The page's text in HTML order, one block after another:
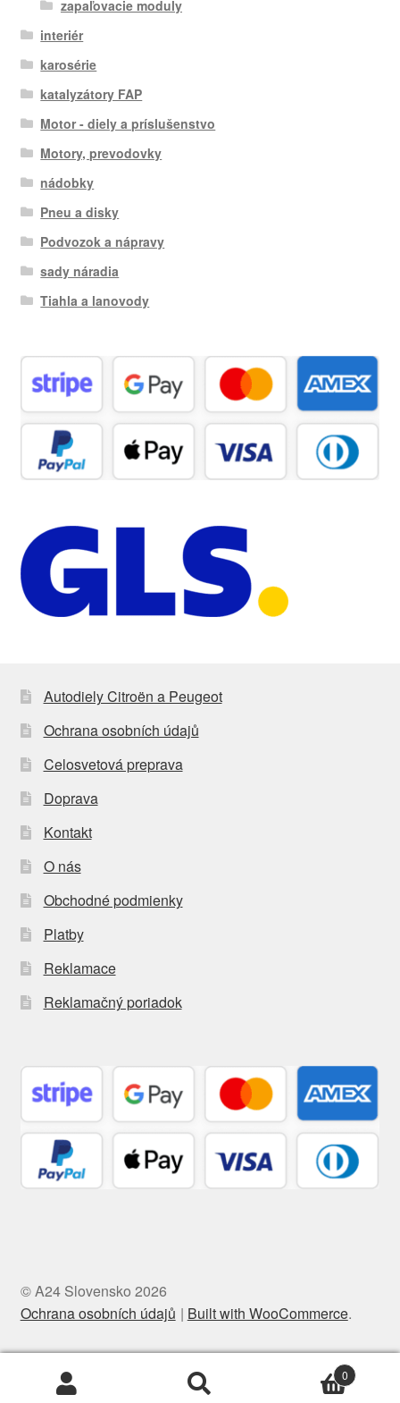
zapaľovacie moduly
interiér
karosérie
katalyzátory FAP
Motor - diely a príslušenstvo
Motory, prevodovky
nádobky
Pneu a disky
Podvozok a nápravy
sady náradia
Tiahla a lanovody
Autodiely Citroën a Peugeot
Ochrana osobních údajů
Celosvetová preprava
Doprava
Kontakt
O nás
Obchodné podmienky
Platby
Reklamace
Reklamačný poriadok
© A24 Slovensko 2026
Ochrana osobních údajů
Built with WooCommerce.
Vyhľadávanie
0